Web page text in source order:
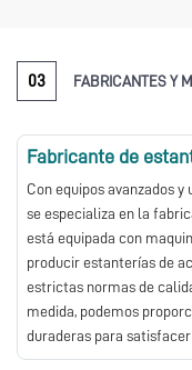
lotes. Antes de iniciar la
de capas, la capacidad de
espacio. Su estructura
permiten a los usuarios
especialmente adecuado
pesado o acceso frecuente
03 FABRICANTES Y
Fabricante de
Con equipos avanzados
se especializa en la
está equipada con
producir estanterías de
estrictas normas de
medida, podemos
duraderas para